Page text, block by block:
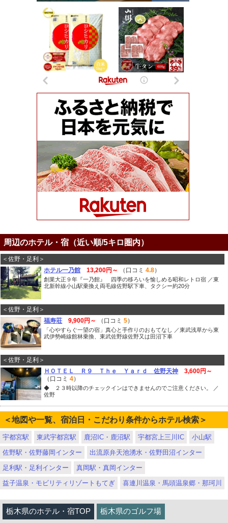
周辺のホテル・宿（近い順/5キロ圏内）
＜佐野・足利＞
ホテル一乃館
13,200円～ （口コミ4.8）
創業大正９年『一乃館』 四季の移ろいを愉しめる昭和レトロ宿 ／東
北新幹線小山駅乗換え両毛線佐野駅下車、タクシー約20分
＜佐野・足利＞
福寿荘
9,900円～ （口コミ5）
「心やすらぐ一望の宿」真心と手作りのおもてなし ／東武浅草から東
武伊勢崎線館林乗換、東武佐野線佐野又は田沼下車
＜佐野・足利＞
ＨＯＴＥＬ Ｒ９ Ｔｈｅ Ｙａｒｄ 佐野天神
3,600円～
（口コミ4）
◆ ２３時以降のチェックインはできませんのでご注意ください。 ／
佐野
＜地図や一覧、宿泊日・こだわり条件からホテル検索＞
宇都宮駅 東武宇都宮駅 鹿沼IC・鹿沼駅 宇都宮上三川IC
小山駅
佐野駅・佐野藤岡インター
出流原弁天池湧水・佐野田沼インター
足利駅・足利インター
真岡駅・真岡インター
益子温泉・モビリティリゾートもてぎ
喜連川温泉・馬頭温泉郷・那珂川
栃木県のホテル・宿TOP 栃木県のゴルフ場